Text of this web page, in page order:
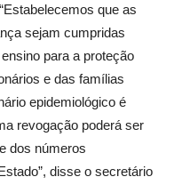
que as
sejam cumpridas
para a proteção
e das famílias
epidemiológico é
revogação poderá ser
dos números
disse o secretário